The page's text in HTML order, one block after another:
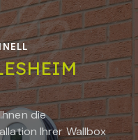
die
Ihrer Wallbox